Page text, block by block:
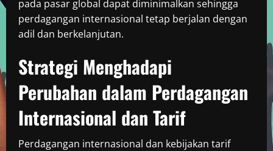
pada pasar global dapat diminimalkan sehingga
perdagangan internasional tetap berjalan dengan
adil dan berkelanjutan.
Strategi Menghadapi
Perubahan dalam Perdagangan
Internasional dan Tarif
Perdagangan internasional dan kebijakan tarif